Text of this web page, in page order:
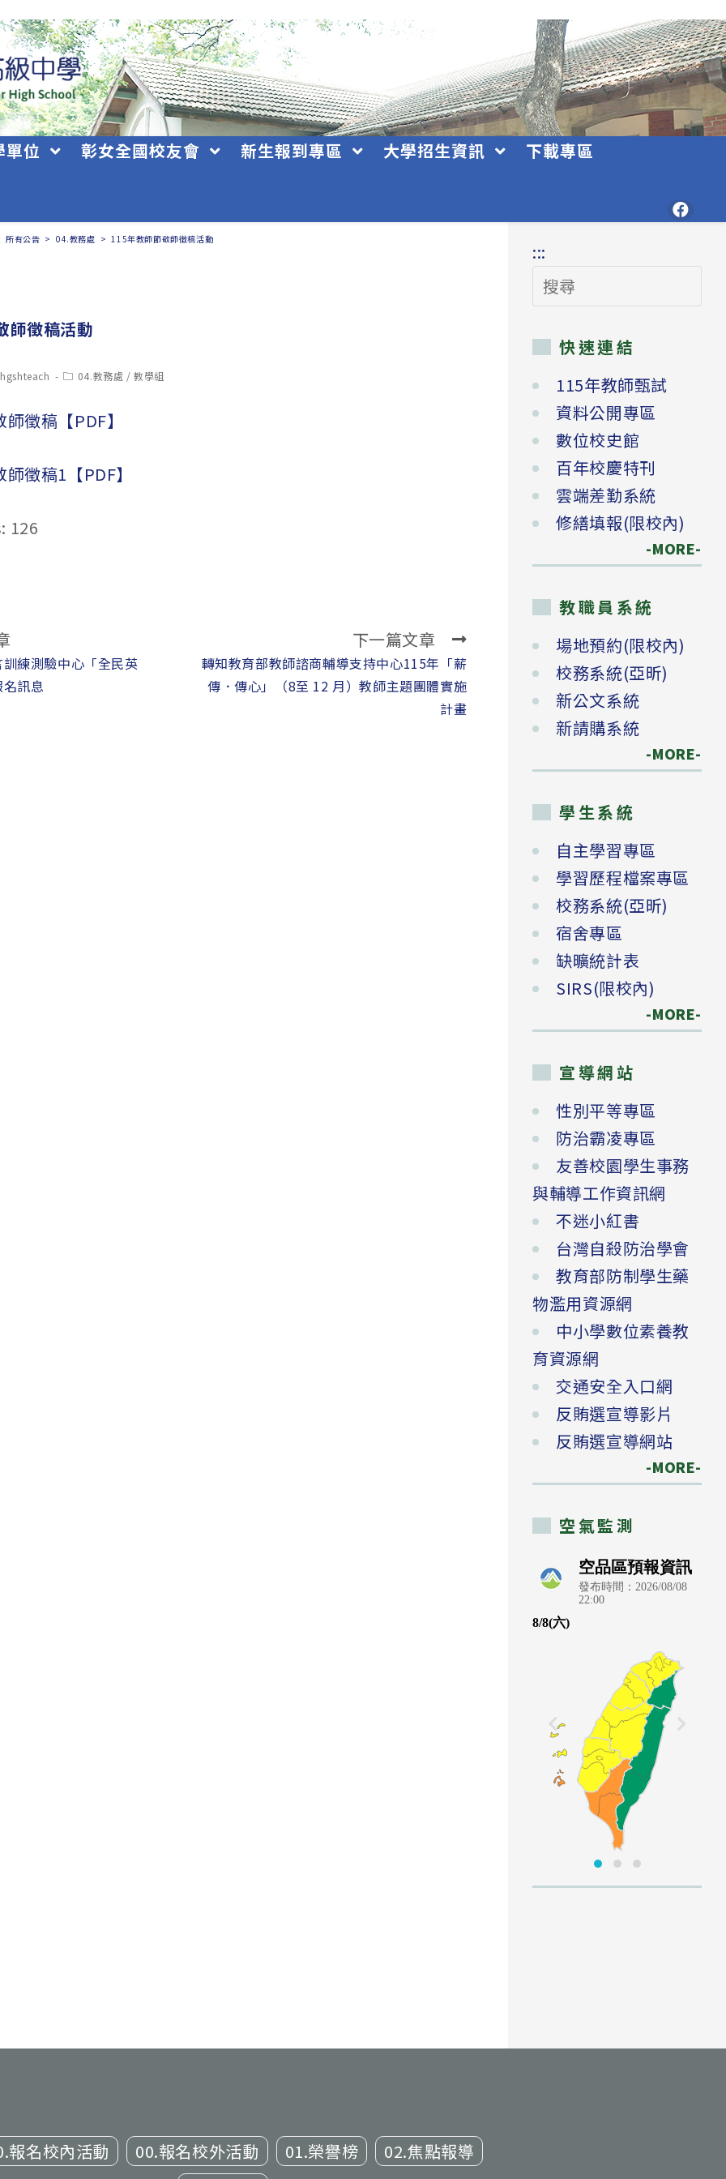
單位 彰女全國校友會 新生報到專區 大學招生資訊 下載專區
所有公告 > 04.教務處 > 115年教師節敬師徵稿活動
師徵稿活動
Post04.教務處 / 教學組
徵稿【PDF】
徵稿1【PDF】
126
練測驗中心「全民英
訊息
下一篇文章
轉知教育部教師諮商輔導支持中心115年「薪
傳．傳心」（8至 12 月）教師主題團體實施
計畫
:::
搜
尋
快速連結
115年教師甄試
資料公開專區
數位校史館
百年校慶特刊
雲端差勤系統
修繕填報(限校內)
-MORE-
教職員系統
場地預約(限校內)
校務系統(亞昕)
新公文系統
新請購系統
-MORE-
學生系統
自主學習專區
學習歷程檔案專區
校務系統(亞昕)
宿舍專區
缺曠統計表
SIRS(限校內)
-MORE-
宣導網站
性別平等專區
防治霸凌專區
友善校園學生事務
與輔導工作資訊網
不迷小紅書
台灣自殺防治學會
教育部防制學生藥
物濫用資源網
中小學數位素養教
育資源網
交通安全入口網
反賄選宣導影片
反賄選宣導網站
-MORE-
空氣監測
報名校內活動 00.報名校外活動 01.榮譽榜
02.焦點報導